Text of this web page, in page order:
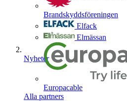
Brandskyddsföreningen
Elfack
Elmässan
Europacable
Alla partners
Nyheter